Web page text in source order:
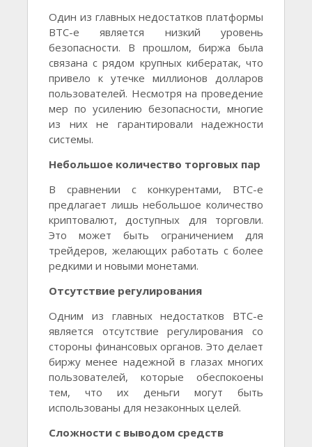
Один из главных недостатков платформы
BTC-e является низкий уровень
безопасности. В прошлом, биржа была
связана с рядом крупных кибератак, что
привело к утечке миллионов долларов
пользователей. Несмотря на проведение
мер по усилению безопасности, многие
из них не гарантировали надежности
системы.
Небольшое количество торговых пар
В сравнении с конкурентами, BTC-e
предлагает лишь небольшое количество
криптовалют, доступных для торговли.
Это может быть ограничением для
трейдеров, желающих работать с более
редкими и новыми монетами.
Отсутствие регулирования
Одним из главных недостатков BTC-e
является отсутствие регулирования со
стороны финансовых органов. Это делает
биржу менее надежной в глазах многих
пользователей, которые обеспокоены
тем, что их деньги могут быть
использованы для незаконных целей.
Сложности с выводом средств